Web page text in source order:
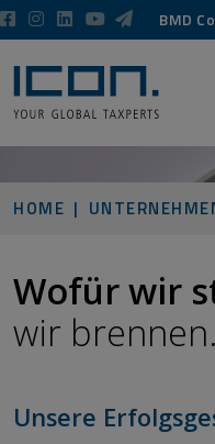
BMD
HOME
Wofür wir
wir brennen.
Unsere